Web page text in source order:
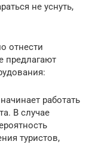
не уснуть,
отнести
предлагают
работать
В случае
туристов,